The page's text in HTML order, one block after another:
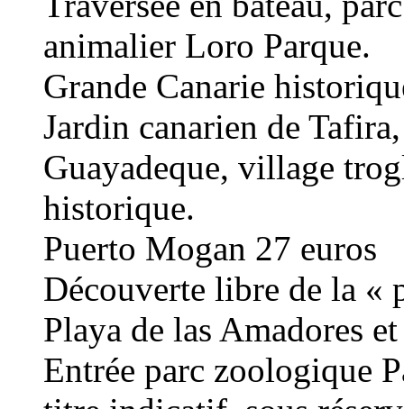
animalier Loro Parque.
Grande Canarie
Jardin canarien de
Guayadeque, village
historique.
Puerto Mogan 27 euros
Découverte libre de la «
Playa de las Amadores
Entrée parc zoologique